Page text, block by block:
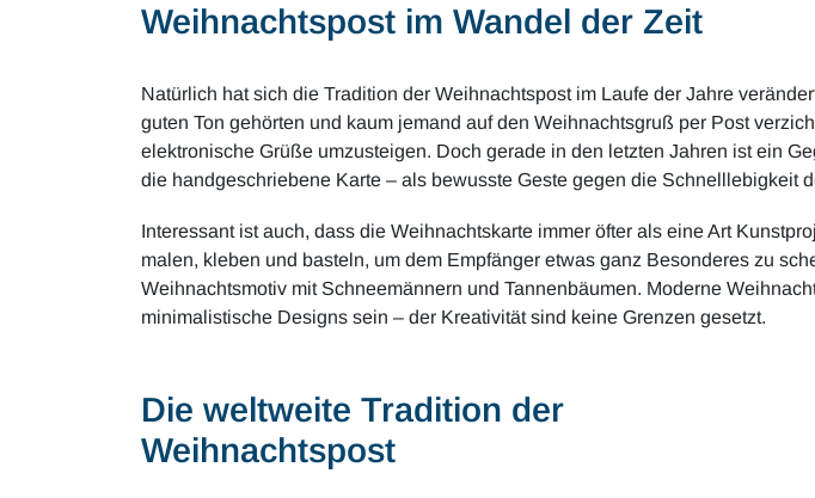
Weihnachtspost im Wandel der Zeit
Natürlich hat sich die Tradition der Weihnachtspost im Laufe der Jahre
guten Ton gehörten und kaum jemand auf den Weihnachtsgruß per Post
elektronische Grüße umzusteigen. Doch gerade in den letzten Jahren ist ein
die handgeschriebene Karte – als bewusste Geste gegen die Schnelllebigkeit
Interessant ist auch, dass die Weihnachtskarte immer öfter als eine Art
malen, kleben und basteln, um dem Empfänger etwas ganz Besonderes zu
Weihnachtsmotiv mit Schneemännern und Tannenbäumen. Moderne
minimalistische Designs sein – der Kreativität sind keine Grenzen gesetzt.
Die weltweite Tradition der
Weihnachtspost